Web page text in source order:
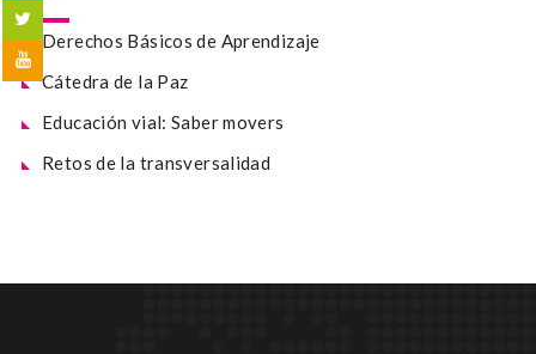
Derechos Básicos de Aprendizaje
Cátedra de la Paz
Educación vial: Saber movers
Retos de la transversalidad